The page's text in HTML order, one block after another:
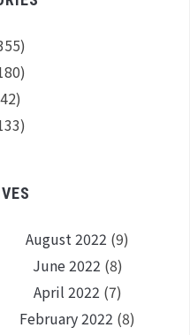
August 2022 (9)
June 2022 (8)
April 2022 (7)
February 2022 (8)